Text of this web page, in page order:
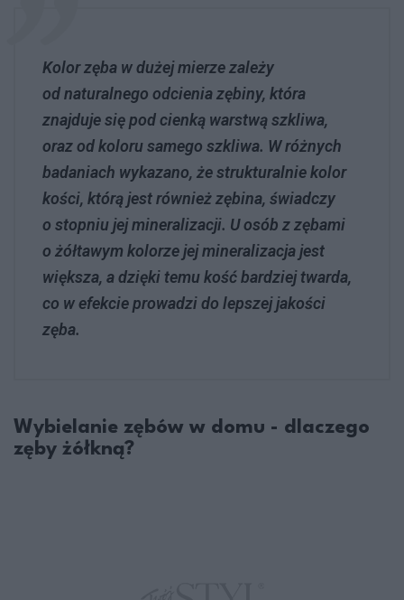
Kolor zęba w dużej mierze zależy
od naturalnego odcienia zębiny, która
znajduje się pod cienką warstwą szkliwa,
oraz od koloru samego szkliwa. W różnych
badaniach wykazano, że strukturalnie kolor
kości, którą jest również zębina, świadczy
o stopniu jej mineralizacji. U osób z zębami
o żółtawym kolorze jej mineralizacja jest
większa, a dzięki temu kość bardziej twarda,
co w efekcie prowadzi do lepszej jakości
zęba.
Wybielanie zębów w domu - dlaczego
zęby żółkną?